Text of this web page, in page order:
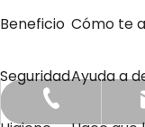
Beneficio Cómo te
SeguridadAyuda a